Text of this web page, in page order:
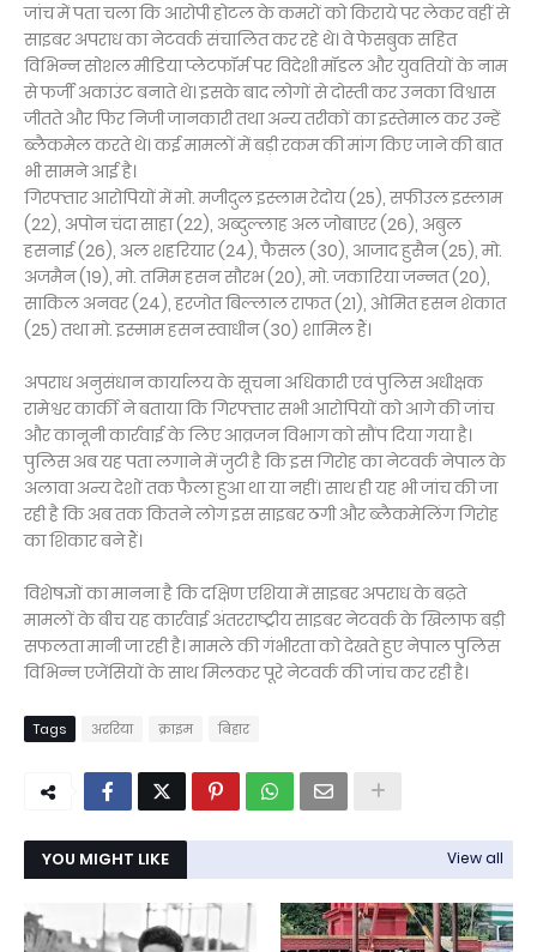
जांच में पता चला कि आरोपी होटल के कमरों को किराये पर लेकर वहीं से
साइबर अपराध का नेटवर्क संचालित कर रहे थे। वे फेसबुक सहित
विभिन्न सोशल मीडिया प्लेटफॉर्म पर विदेशी मॉडल और युवतियों के नाम
से फर्जी अकाउंट बनाते थे। इसके बाद लोगों से दोस्ती कर उनका विश्वास
जीतते और फिर निजी जानकारी तथा अन्य तरीकों का इस्तेमाल कर उन्हें
ब्लैकमेल करते थे। कई मामलों में बड़ी रकम की मांग किए जाने की बात
भी सामने आई है।
गिरफ्तार आरोपियों में मो. मजीदुल इस्लाम रेदोय (25), सफीउल इस्लाम
(22), अपोन चंदा साहा (22), अब्दुल्लाह अल जोबाएर (26), अबुल
हसनाई (26), अल शहरियार (24), फैसल (30), आजाद हुसैन (25), मो.
अजमैन (19), मो. तमिम हसन सौरभ (20), मो. जकारिया जन्नत (20),
साकिल अनवर (24), हरजोत बिल्लाल राफत (21), ओमित हसन शेकात
(25) तथा मो. इस्माम हसन स्वाधीन (30) शामिल हैं।
अपराध अनुसंधान कार्यालय के सूचना अधिकारी एवं पुलिस अधीक्षक
रामेश्वर कार्की ने बताया कि गिरफ्तार सभी आरोपियों को आगे की जांच
और कानूनी कार्रवाई के लिए आव्रजन विभाग को सौंप दिया गया है।
पुलिस अब यह पता लगाने में जुटी है कि इस गिरोह का नेटवर्क नेपाल के
अलावा अन्य देशों तक फैला हुआ था या नहीं। साथ ही यह भी जांच की जा
रही है कि अब तक कितने लोग इस साइबर ठगी और ब्लैकमेलिंग गिरोह
का शिकार बने हैं।
विशेषज्ञों का मानना है कि दक्षिण एशिया में साइबर अपराध के बढ़ते
मामलों के बीच यह कार्रवाई अंतरराष्ट्रीय साइबर नेटवर्क के खिलाफ बड़ी
सफलता मानी जा रही है। मामले की गंभीरता को देखते हुए नेपाल पुलिस
विभिन्न एजेंसियों के साथ मिलकर पूरे नेटवर्क की जांच कर रही है।
Tags अररिया क्राइम बिहार
YOU MIGHT LIKE View all